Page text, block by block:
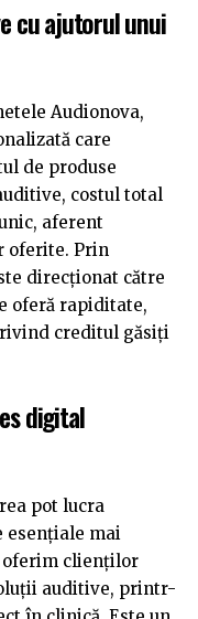
cu ajutorul unui
Audionova,
care
de produse
costul total
aferent
oferite. Prin
direcționat către
oferă rapiditate,
creditul găsiți
digital
pot lucra
esențiale mai
oferim clienților
auditive, printr-